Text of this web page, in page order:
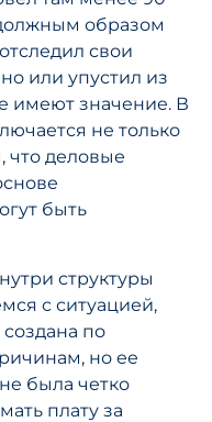
образом
свои
или упустил из
имеют значение. В
не только
что деловые
быть
структуры
с ситуацией,
по
но ее
была четко
плату за